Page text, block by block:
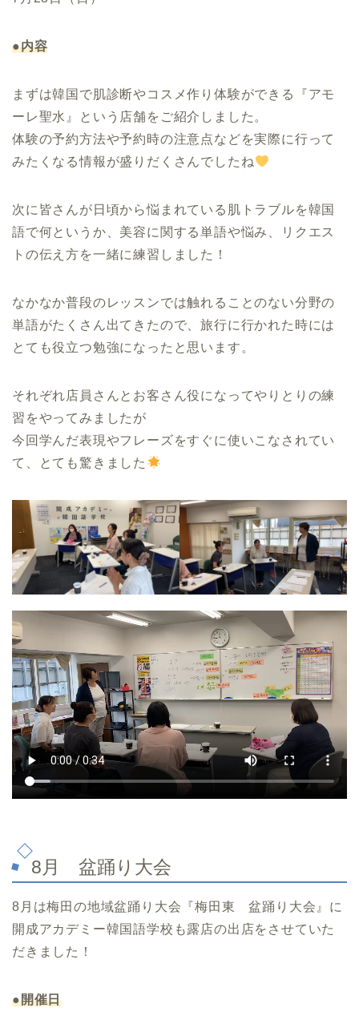
●内容
まずは韓国で肌診断やコスメ作り体験ができる『アモ
ーレ聖水』という店舗をご紹介しました。
体験の予約方法や予約時の注意点などを実際に行って
みたくなる情報が盛りだくさんでしたね
次に皆さんが日頃から悩まれている肌トラブルを韓国
語で何というか、美容に関する単語や悩み、リクエス
トの伝え方を一緒に練習しました！
なかなか普段のレッスンでは触れることのない分野の
単語がたくさん出てきたので、旅行に行かれた時には
とても役立つ勉強になったと思います。
それぞれ店員さんとお客さん役になってやりとりの練
習をやってみましたが
今回学んだ表現やフレーズをすぐに使いこなされてい
て、とても驚きました
8月 盆踊り大会
8月は梅田の地域盆踊り大会『梅田東 盆踊り大会』に
開成アカデミー韓国語学校も露店の出店をさせていた
だきました！
●開催日